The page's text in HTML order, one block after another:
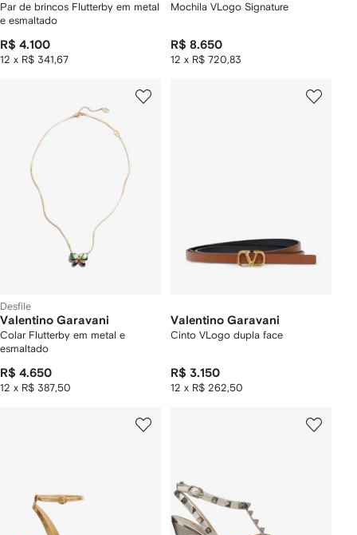
Par de brincos Flutterby em metal
e esmaltado
R$ 4.100
12 x R$ 341,67
Mochila VLogo Signature
R$ 8.650
12 x R$ 720,83
Desfile
Valentino Garavani
Colar Flutterby em metal e
esmaltado
R$ 4.650
12 x R$ 387,50
Valentino Garavani
Cinto VLogo dupla face
R$ 3.150
12 x R$ 262,50